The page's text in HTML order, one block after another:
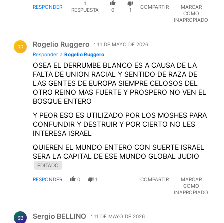
RESPONDER
1
RESPUESTA
0 1
COMPARTIR
MARCAR
COMO
INAPROPIADO
RR Rogelio Ruggero
11 DE MAYO DE 2026
Responder a Rogelio Ruggero
OSEA EL DERRUMBE BLANCO ES A CAUSA DE LA
FALTA DE UNION RACIAL Y SENTIDO DE RAZA DE
LAS GENTES DE EUROPA SIEMPRE CELOSOS DEL
OTRO REINO MAS FUERTE Y PROSPERO NO VEN EL
BOSQUE ENTERO
Y PEOR ESO ES UTILIZADO POR LOS MOSHES PARA
CONFUNDIR Y DESTRUIR Y POR CIERTO NO LES
INTERESA ISRAEL
QUIEREN EL MUNDO ENTERO CON SUERTE ISRAEL
SERA LA CAPITAL DE ESE MUNDO GLOBAL JUDIO
EDITADO
RESPONDER 0 1 COMPARTIR
MARCAR
COMO
INAPROPIADO
SB Sergio BELLINO 11 DE MAYO DE 2026